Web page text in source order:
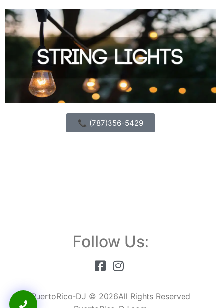
📞 (787)356-5429
Follow Us:
PuertoRico-DJ © 2026All Rights Reserved